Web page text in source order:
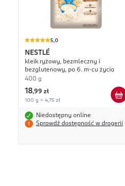
5,0
NESTLÉ
kleik ryżowy, bezmleczny i
bezglutenowy, po 6. m-cu życia
400 g
18,99 zł
100 g = 4,75 zł
Niedostępny online
Sprawdź dostępność w drogerii